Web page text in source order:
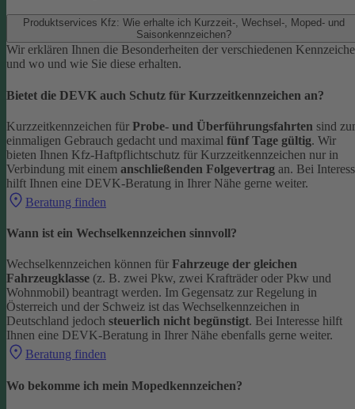
Produktservices Kfz: Wie erhalte ich Kurzzeit-, Wechsel-, Moped- und
Saisonkennzeichen?
Wir erklären Ihnen die Besonderheiten der verschiedenen
und wo und wie Sie diese erhalten.
Bietet die DEVK auch Schutz für Kurzzeitkennzeichen an?
Kurzzeitkennzeichen für Probe- und Überführungsfahrten sind
einmaligen Gebrauch gedacht und maximal fünf Tage gültig. Wir
bieten Ihnen Kfz-Haftpflichtschutz für Kurzzeitkennzeichen nur in
Verbindung mit einem anschließenden Folgevertrag an. Bei
hilft Ihnen eine DEVK-Beratung in Ihrer Nähe gerne weiter.
Beratung finden
Wann ist ein Wechselkennzeichen sinnvoll?
Wechselkennzeichen können für Fahrzeuge der gleichen
Fahrzeugklasse (z. B. zwei Pkw, zwei Krafträder oder Pkw und
Wohnmobil) beantragt werden. Im Gegensatz zur Regelung in
Österreich und der Schweiz ist das Wechselkennzeichen in
Deutschland jedoch steuerlich nicht begünstigt. Bei Interesse hilft
Ihnen eine DEVK-Beratung in Ihrer Nähe ebenfalls gerne weiter.
Beratung finden
Wo bekomme ich mein Mopedkennzeichen?